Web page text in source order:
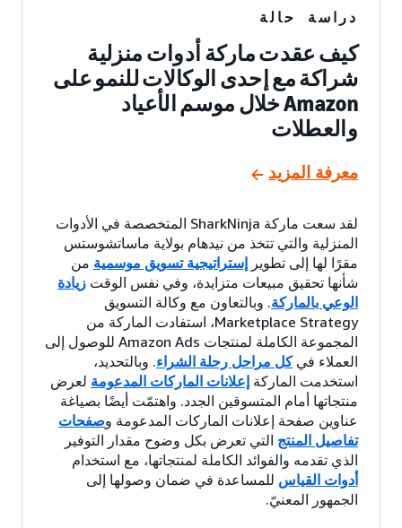
دراسة حالة
كيف عقدت ماركة أدوات منزلية
شراكة مع إحدى الوكالات للنمو على
Amazon خلال موسم الأعياد
والعطلات
معرفة المزيد
لقد سعت ماركة SharkNinja المتخصصة في الأدوات
المنزلية والتي تتخذ من نيدهام بولاية ماساتشوستس
مقرًا لها إلى تطوير إستراتيجية تسويق موسمية من
شأنها تحقيق مبيعات متزايدة، وفي نفس الوقت زيادة
الوعي بالماركة. وبالتعاون مع وكالة التسويق
Marketplace Strategy، استفادت الماركة من
المجموعة الكاملة لمنتجات Amazon Ads للوصول إلى
العملاء فيكل مراحل رحلة الشراء. وبالتحديد،
استخدمت الماركة إعلانات الماركات المدعومة لعرض
منتجاتها أمام المتسوقين الجدد. واهتمّت أيضًا بصياغة
عناوين صفحة إعلانات الماركات المدعومة وصفحات
تفاصيل المنتج التي تعرض بكل وضوح مقدار التوفير
الذي تقدمه والفوائد الكاملة لمنتجاتها، مع استخدام
أدوات القياس للمساعدة في ضمان وصولها إلى
الجمهور المعنيّ.